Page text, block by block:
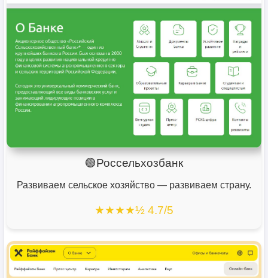
🟢Россельхозбанк
Развиваем сельское хозяйство — развиваем страну.
★★★★½ 4.7/5